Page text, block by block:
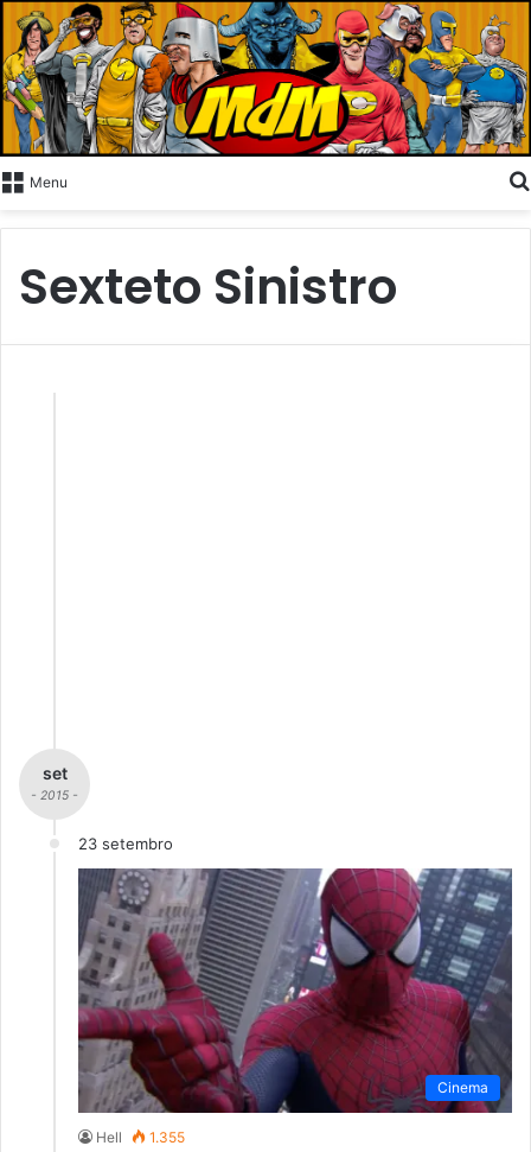
Menu
Sexteto Sinistro
set
- 2015 -
23 setembro
Cinema
Hell 1.355